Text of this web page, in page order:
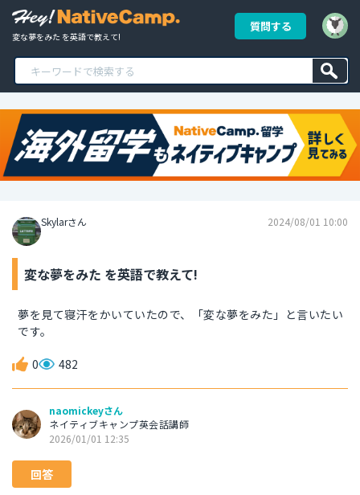
変な夢をみた を英語で教えて!
質問する
Skylarさん 2024/08/01 10:00
変な夢をみた を英語で教えて!
夢を見て寝汗をかいていたので、「変な夢をみた」と言いたい
です。
0 482
naomickeyさん
ネイティブキャンプ英会話講師
2026/01/01 12:35
回答